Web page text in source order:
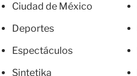
Ciudad de México
Deportes
Espectáculos
Sintetika